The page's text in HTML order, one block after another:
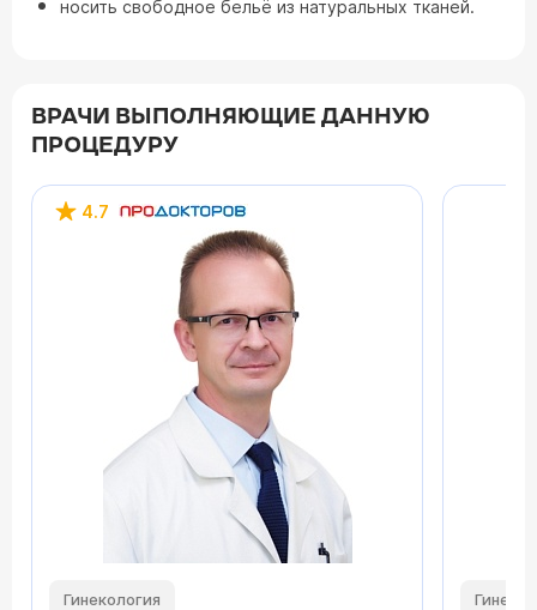
носить свободное бельё из натуральных тканей.
ВРАЧИ ВЫПОЛНЯЮЩИЕ ДАННУЮ
ПРОЦЕДУРУ
4.7
Гинекология